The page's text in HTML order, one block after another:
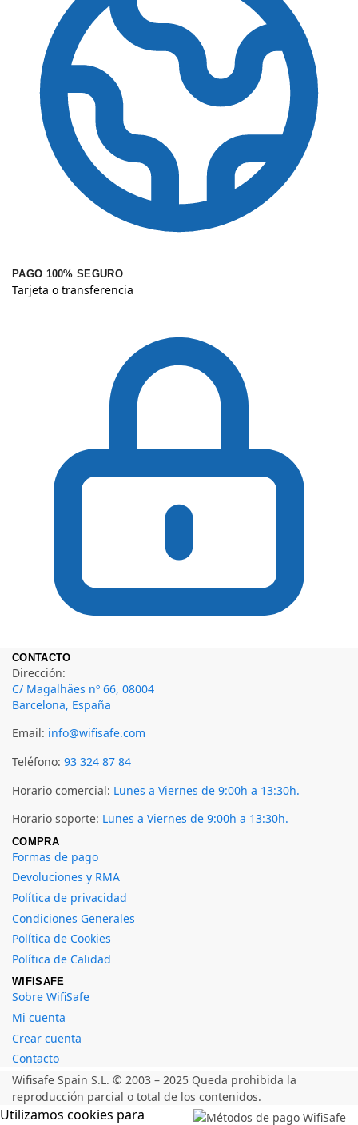
PAGO 100% SEGURO
Tarjeta o transferencia
CONTACTO
Dirección:
C/ Magalhäes nº 66, 08004
Barcelona, España
Email: info@wifisafe.com
Teléfono: 93 324 87 84
Horario comercial: Lunes a Viernes de 9:00h a 13:30h.
Horario soporte: Lunes a Viernes de 9:00h a 13:30h.
COMPRA
Formas de pago
Devoluciones y RMA
Política de privacidad
Condiciones Generales
Política de Cookies
Política de Calidad
WIFISAFE
Sobre WifiSafe
Mi cuenta
Crear cuenta
Contacto
Wifisafe Spain S.L. © 2003 – 2025 Queda prohibida la
reproducción parcial o total de los contenidos.
Utilizamos cookies para